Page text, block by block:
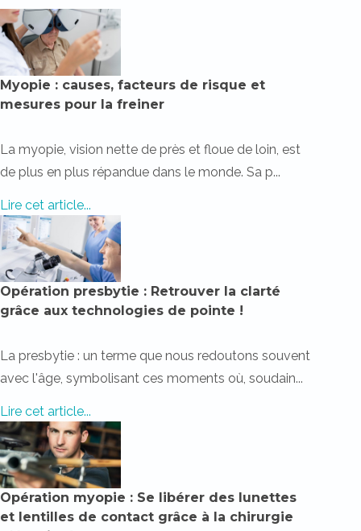
Myopie : causes, facteurs de risque et
mesures pour la freiner
La myopie, vision nette de près et floue de loin, est
de plus en plus répandue dans le monde. Sa p...
Lire cet article...
Opération presbytie : Retrouver la clarté
grâce aux technologies de pointe !
La presbytie : un terme que nous redoutons souvent
avec l'âge, symbolisant ces moments où, soudain...
Lire cet article...
Opération myopie : Se libérer des lunettes
et lentilles de contact grâce à la chirurgie